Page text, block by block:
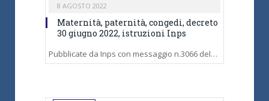
8 AGOSTO 2022
Maternità, paternità, congedi, decreto
30 giugno 2022, istruzioni Inps
Pubblicate da Inps con messaggio n.3066 del…